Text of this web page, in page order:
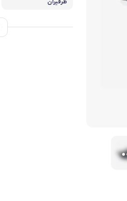
غذا خوری
تابه وک
ظرفیران